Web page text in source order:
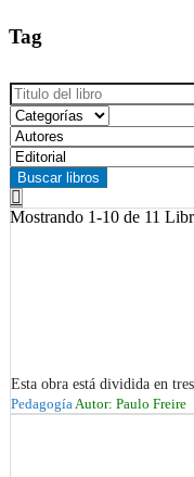
Tag
Mostrando 1-10 de 11
Esta obra está dividida en
Pedagogía Autor: Paulo Freire